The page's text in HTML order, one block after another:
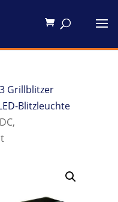
Grillblitzer
Blitzleuchte